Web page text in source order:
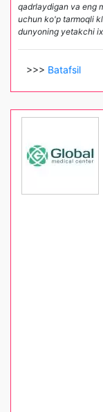
qadrlaydigan va eng
uchun ko'p tarmoqli
dunyoning yetakchi
>>> Batafsil